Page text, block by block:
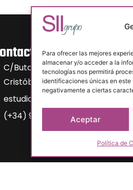
Para ofrecer las mejores
almacenar y/o acceder a la
tecnologías nos permitirá
identificaciones únicas en
negativamente a ciertas
Aceptar
Política de
C/Butano n°10, Polígono San
Cristóbal . 47012 Valladolid
estudios@siisl.es
(+34) 983 208 746